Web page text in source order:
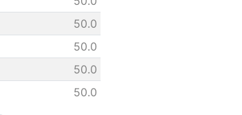
50.0
50.0
50.0
50.0